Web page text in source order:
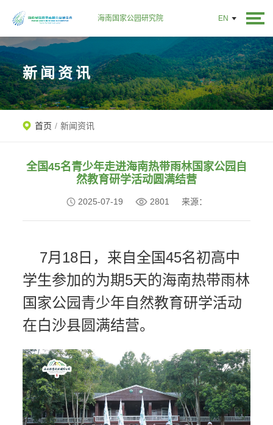
EN
海南国家公园研究院
新闻资讯
首页 / 新闻资讯
全国45名青少年走进海南热带雨林国家公园自
然教育研学活动圆满结营
2025-07-19 2801 来源：
7月18日，来自全国45名初高中
学生参加的为期5天的海南热带雨林
国家公园青少年自然教育研学活动
在白沙县圆满结营。